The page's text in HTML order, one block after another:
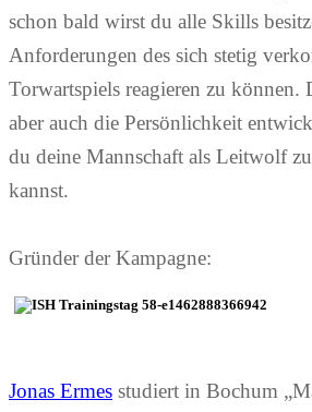
schon bald wirst du alle Skills
Anforderungen des sich stetig
Torwartspiels reagieren zu können.
aber auch die Persönlichkeit
du deine Mannschaft als Leitwolf
kannst.
Gründer der Kampagne:
Jonas Ermes studiert in Bochum